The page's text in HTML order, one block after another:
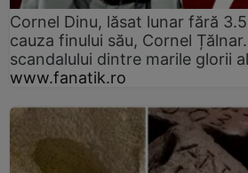
Cornel Dinu, lăsat lunar fără
cauza finului său, Cornel
scandalului dintre marile glorii
www.fanatik.ro